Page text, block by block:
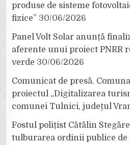
produse de sisteme
fizice” 30/06/2026
Panel Volt Solar anunță
aferente unui proiect PNRR
verde 30/06/2026
Comunicat de presă.
proiectul „Digitalizarea
comunei Tulnici, județul
Fostul polițist Cătălin
tulburarea ordinii publice de